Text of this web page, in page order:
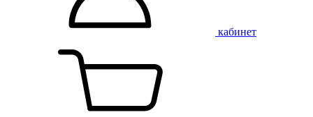
кабинет